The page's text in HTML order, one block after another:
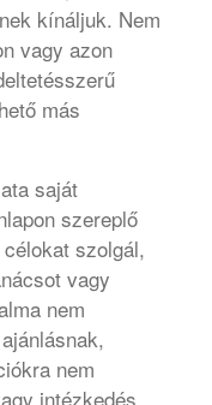
kínáljuk. Nem
vagy azon
más
saját
szereplő
szolgál,
vagy
nem
nem
intézkedés,